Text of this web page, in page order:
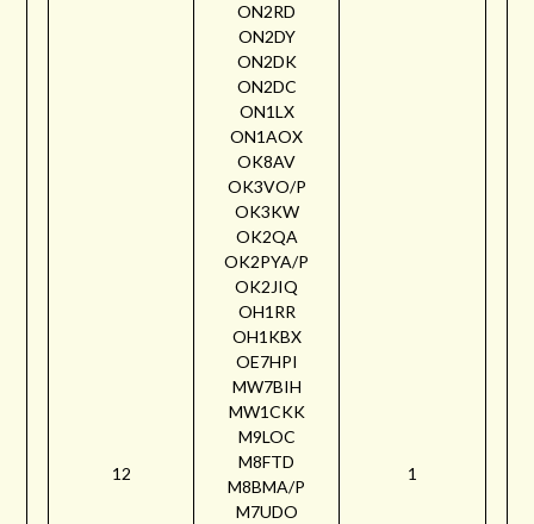
12
ON2RD
ON2DY
ON2DK
ON2DC
ON1LX
ON1AOX
OK8AV
OK3VO/P
OK3KW
OK2QA
OK2PYA/P
OK2JIQ
OH1RR
OH1KBX
OE7HPI
MW7BIH
MW1CKK
M9LOC
M8FTD
M8BMA/P
M7UDO
1